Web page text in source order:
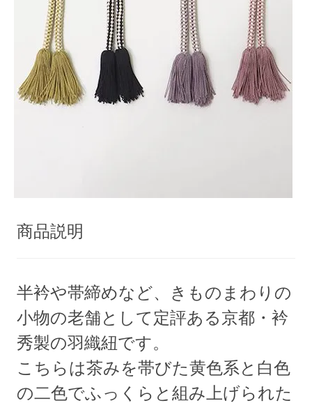
商品説明
半衿や帯締めなど、きものまわりの
小物の老舗として定評ある京都・衿
秀製の羽織紐です。
こちらは茶みを帯びた黄色系と白色
の二色でふっくらと組み上げられた